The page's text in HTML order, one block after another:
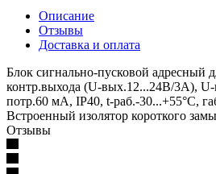
Описание
Отзывы
Доставка и оплата
Блок сигнально-пусковой адресный
контр.выхода (U-вых.12...24В/3А),
потр.60 мА, IP40, t-раб.-30...+55°С,
Встроенный изолятор короткого
Отзывы